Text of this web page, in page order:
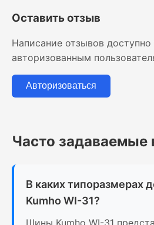
Оставить отзыв
Написание отзывов доступно
авторизованным
Авторизоваться
Часто задаваемые
В каких типоразмерах
Kumho WI-31?
Шины Kumho WI-31